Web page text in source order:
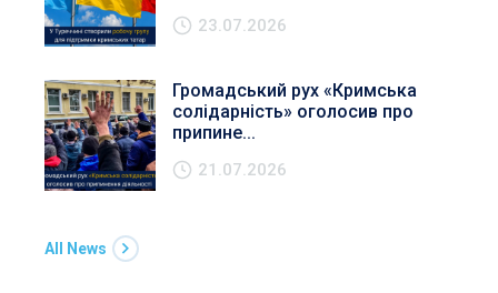
23.07.2026
Громадський рух «Кримська
солідарність» оголосив про
припине...
21.07.2026
All News